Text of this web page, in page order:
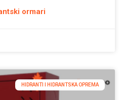
ormari
HIDRANTI I HIDRANTSKA OPREMA